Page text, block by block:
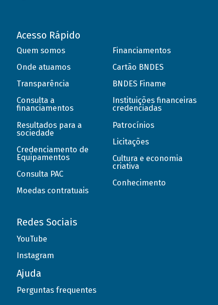
Acesso Rápido
Quem somos
Onde atuamos
Transparência
Consulta a
financiamentos
Resultados para a
sociedade
Credenciamento de
Equipamentos
Consulta PAC
Moedas contratuais
Financiamentos
Cartão BNDES
BNDES Finame
Instituições financeiras
credenciadas
Patrocínios
Licitações
Cultura e economia
criativa
Conhecimento
Redes Sociais
YouTube
Instagram
Ajuda
Perguntas frequentes